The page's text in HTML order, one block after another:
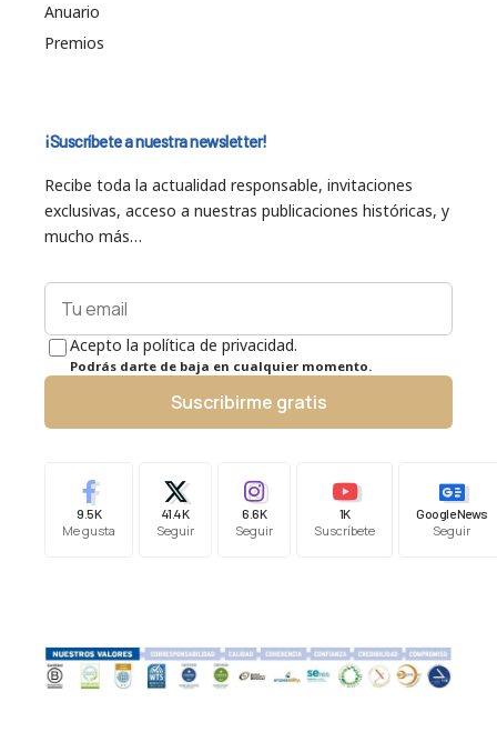
Anuario
Premios
¡Suscríbete a nuestra newsletter!
Recibe toda la actualidad responsable, invitaciones
exclusivas, acceso a nuestras publicaciones históricas, y
mucho más…
Acepto la política de privacidad.
Podrás darte de baja en cualquier momento.
Suscribirme gratis
9.5K
Me gusta
41.4K
Seguir
6.6K
Seguir
1K
Suscríbete
Google News
Seguir